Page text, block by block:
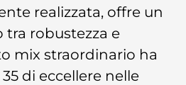
realizzata, offre un
robustezza e
mix straordinario ha
di eccellere nelle